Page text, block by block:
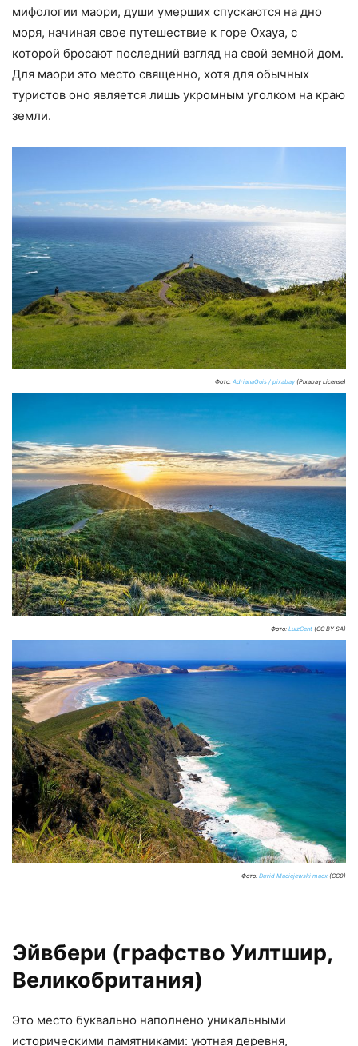
мифологии маори, души умерших спускаются на дно
моря, начиная свое путешествие к горе Охауа, с
которой бросают последний взгляд на свой земной дом.
Для маори это место священно, хотя для обычных
туристов оно является лишь укромным уголком на краю
земли.
Фото: AdrianaGois / pixabay (Pixabay License)
Фото: LuizCent (CC BY-SA)
Фото: David Maciejewski macx (CC0)
Эйвбери (графство Уилтшир,
Великобритания)
Это место буквально наполнено уникальными
историческими памятниками: уютная деревня,